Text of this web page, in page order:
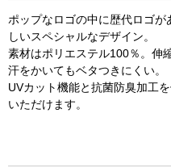
ポップなロゴの中に歴代ロゴ
しいスペシャルなデザイン。
素材はポリエステル100％。伸
汗をかいてもベタつきにくい。
UVカット機能と抗菌防臭加工
いただけます。